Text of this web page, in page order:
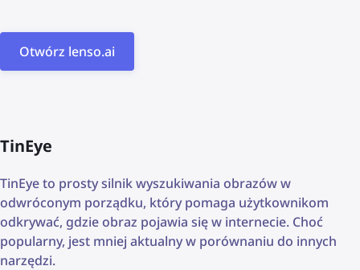
Otwórz lenso.ai
TinEye
TinEye to prosty silnik wyszukiwania obrazów w
odwróconym porządku, który pomaga użytkownikom
odkrywać, gdzie obraz pojawia się w internecie. Choć
popularny, jest mniej aktualny w porównaniu do innych
narzędzi.